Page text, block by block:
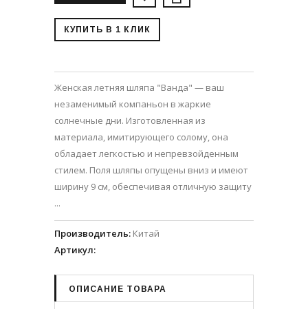
КУПИТЬ В 1 КЛИК
Женская летняя шляпа "Ванда" — ваш
незаменимый компаньон в жаркие
солнечные дни. Изготовленная из
материала, имитирующего солому, она
обладает легкостью и непревзойденным
стилем. Поля шляпы опущены вниз и имеют
ширину 9 см, обеспечивая отличную защиту
...
Производитель: Китай
Артикул:
ОПИСАНИЕ ТОВАРА